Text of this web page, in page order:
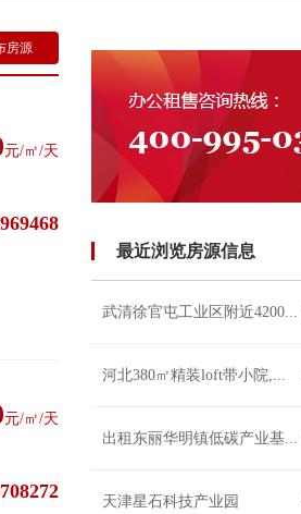
房源
元/㎡/天
元/㎡/天
最近浏览房源信息
武清徐官屯工业区附近4200...
河北380㎡精装loft带小院,...
出租东丽华明镇低碳产业基...
天津星石科技产业园